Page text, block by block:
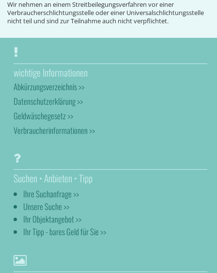
Wir nehmen an einem Streitbeilegungsverfahren vor einer
Verbraucherschlichtungsstelle oder einer Universalschlichtungsstelle
nicht teil und sind zur Teilnahme auch nicht verpflichtet.
wichtige Informationen
Abkürzungsverzeichnis >>
Datenschutzerklärung >>
Geldwäschegesetz >>
Verbraucherinformationen >>
Suchen • Anbieten • Tipp
Ihre Suchanfrage >>
Unsere Suche >>
Ihr Objektangebot >>
Ihr Tipp - bares Geld für Sie >>